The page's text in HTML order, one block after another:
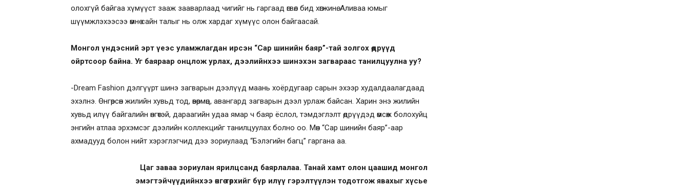
олохгүй байгаа хүмүүст зааж зааварлаад чигийг нь гаргаад өгвөл бид хөгжинө. Аливаа юмыг
шүүмжлэхээсээ өмнө сайн талыг нь олж хардаг хүмүүс олон байгаасай.
Монгол үндэсний эрт үеэс уламжлагдан ирсэн “Сар шинийн баяр”-тай золгох өдрүүд
ойртсоор байна. Уг баяраар онцлож урлах, дээлийнхээ шинэхэн загвараас танилцуулна уу?
-Dream Fashion дэлгүүрт шинэ загварын дээлүүд маань хоёрдугаар сарын эхээр худалдаалагдаад
эхэлнэ. Өнгөрсөн жилийн хувьд тод, өвөрмөц, авангард загварын дээл урлаж байсан. Харин энэ жилийн
хувьд илүү байгалийн өнгөтэй, дараагийн удаа ямар ч баяр ёслол, тэмдэглэлт өдрүүдэд өмсөж болохуйц
энгийн атлаа эрхэмсэг дээлийн коллекцийг танилцуулах болно оо. Мөн “Сар шинийн баяр”-аар
ахмадууд болон нийт хэрэглэгчид дээ зориулаад “Бэлэгийн багц” гаргана аа.
Цаг заваа зориулан ярилцсанд баярлалаа. Танай хамт олон цаашид монгол
эмэгтэйчүүдийнхээ өнгө төрхийг бүр илүү гэрэлтүүлэн тодотгож явахыг хүсье